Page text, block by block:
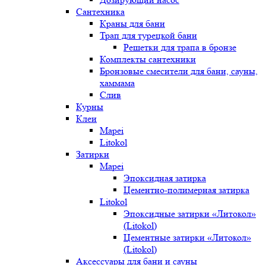
Сантехника
Краны для бани
Трап для турецкой бани
Решетки для трапа в бронзе
Комплекты сантехники
Бронзовые смесители для бани, сауны,
хаммама
Слив
Курны
Клеи
Mapei
Litokol
Затирки
Mapei
Эпоксидная затирка
Цементно-полимерная затирка
Litokol
Эпоксидные затирки «Литокол»
(Litokol)
Цементные затирки «Литокол»
(Litokol)
Аксессуары для бани и сауны